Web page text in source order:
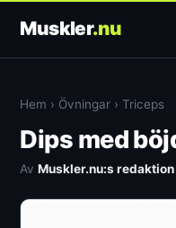
Muskler.nu
Hem › Övningar ›Triceps
Dips med
AvMuskler.nu:s redaktion